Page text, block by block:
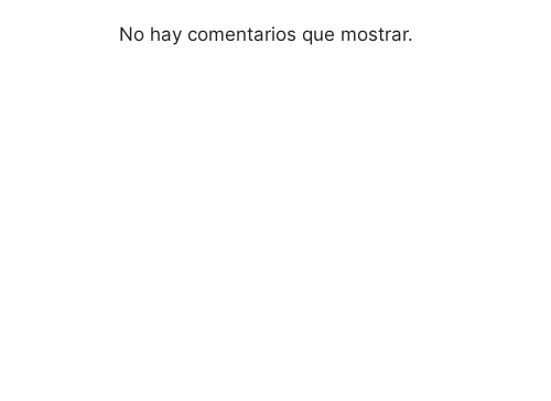
No hay comentarios que mostrar.